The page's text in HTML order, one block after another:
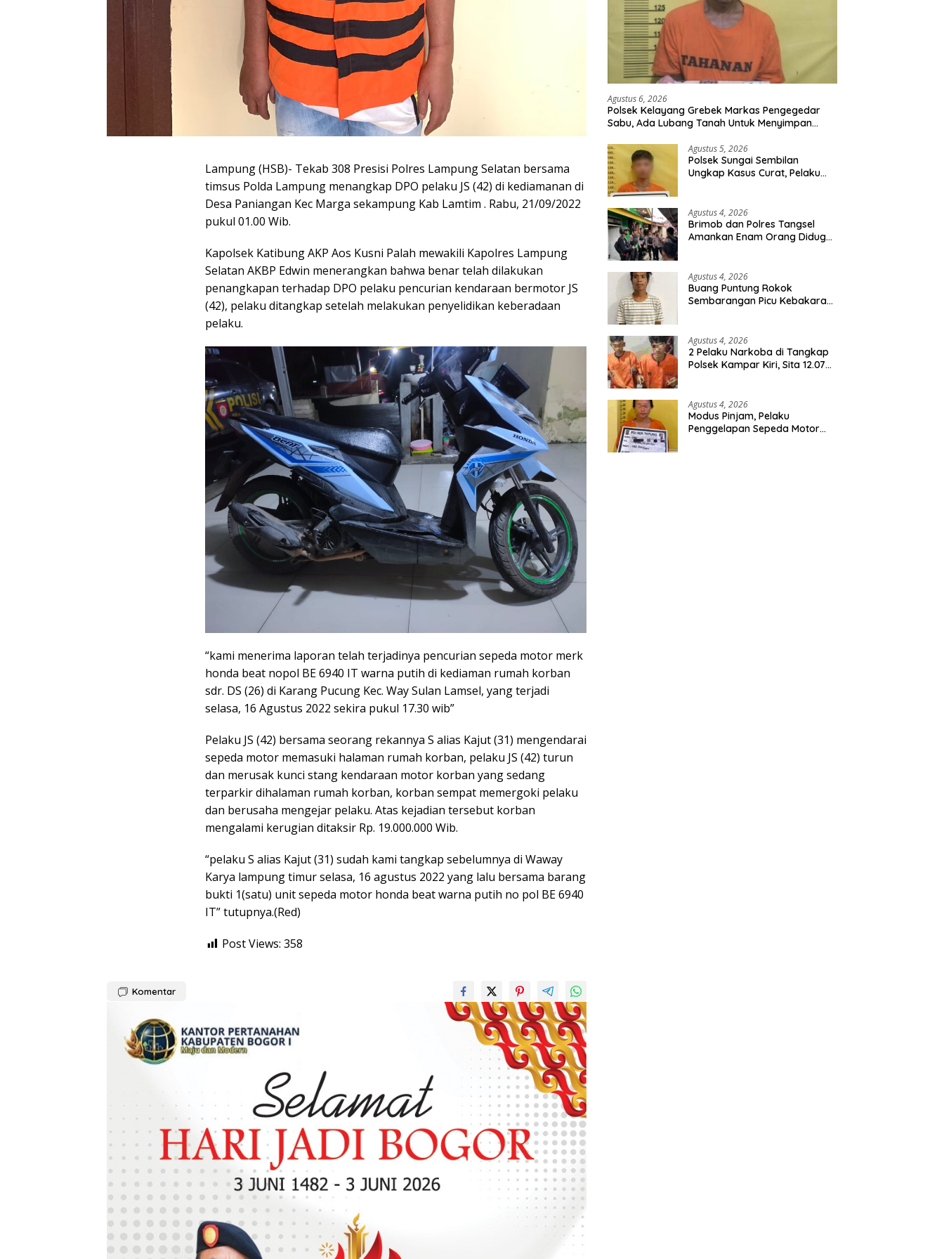
Lampung (HSB)- Tekab 308 Presisi Polres Lampung Selatan bersama
timsus Polda Lampung menangkap DPO pelaku JS (42) di kediamanan di
Desa Paniangan Kec Marga sekampung Kab Lamtim . Rabu, 21/09/2022
pukul 01.00 Wib.
Kapolsek Katibung AKP Aos Kusni Palah mewakili Kapolres Lampung
Selatan AKBP Edwin menerangkan bahwa benar telah dilakukan
penangkapan terhadap DPO pelaku pencurian kendaraan bermotor JS
(42), pelaku ditangkap setelah melakukan penyelidikan keberadaan
pelaku.
“kami menerima laporan telah terjadinya pencurian sepeda motor merk
honda beat nopol BE 6940 IT warna putih di kediaman rumah korban
sdr. DS (26) di Karang Pucung Kec. Way Sulan Lamsel, yang terjadi
selasa, 16 Agustus 2022 sekira pukul 17.30 wib”
Pelaku JS (42) bersama seorang rekannya S alias Kajut (31) mengendarai
sepeda motor memasuki halaman rumah korban, pelaku JS (42) turun
dan merusak kunci stang kendaraan motor korban yang sedang
terparkir dihalaman rumah korban, korban sempat memergoki pelaku
dan berusaha mengejar pelaku. Atas kejadian tersebut korban
mengalami kerugian ditaksir Rp. 19.000.000 Wib.
“pelaku S alias Kajut (31) sudah kami tangkap sebelumnya di Waway
Karya lampung timur selasa, 16 agustus 2022 yang lalu bersama barang
bukti 1(satu) unit sepeda motor honda beat warna putih no pol BE 6940
IT” tutupnya.(Red)
Post Views: 358
Komentar
Agustus 6, 2026
Polsek Kelayang Grebek Markas Pengegedar
Sabu, Ada Lubang Tanah Untuk Menyimpan
Agustus 5, 2026
Polsek Sungai Sembilan
Ungkap Kasus Curat, Pelaku
Agustus 4, 2026
Brimob dan Polres Tangsel
Amankan Enam Orang Diduga
Agustus 4, 2026
Buang Puntung Rokok
Sembarangan Picu Kebakaran
Agustus 4, 2026
2 Pelaku Narkoba di Tangkap
Polsek Kampar Kiri, Sita 12.07
Agustus 4, 2026
Modus Pinjam, Pelaku
Penggelapan Sepeda Motor